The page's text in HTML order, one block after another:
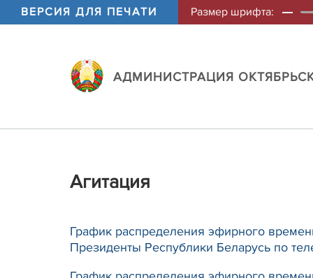
ВЕРСИЯ ДЛЯ ПЕЧАТИ Размер шрифта:
АДМИНИСТРАЦИЯ
Агитация
График распределения эфирного
Президенты Республики Беларусь по